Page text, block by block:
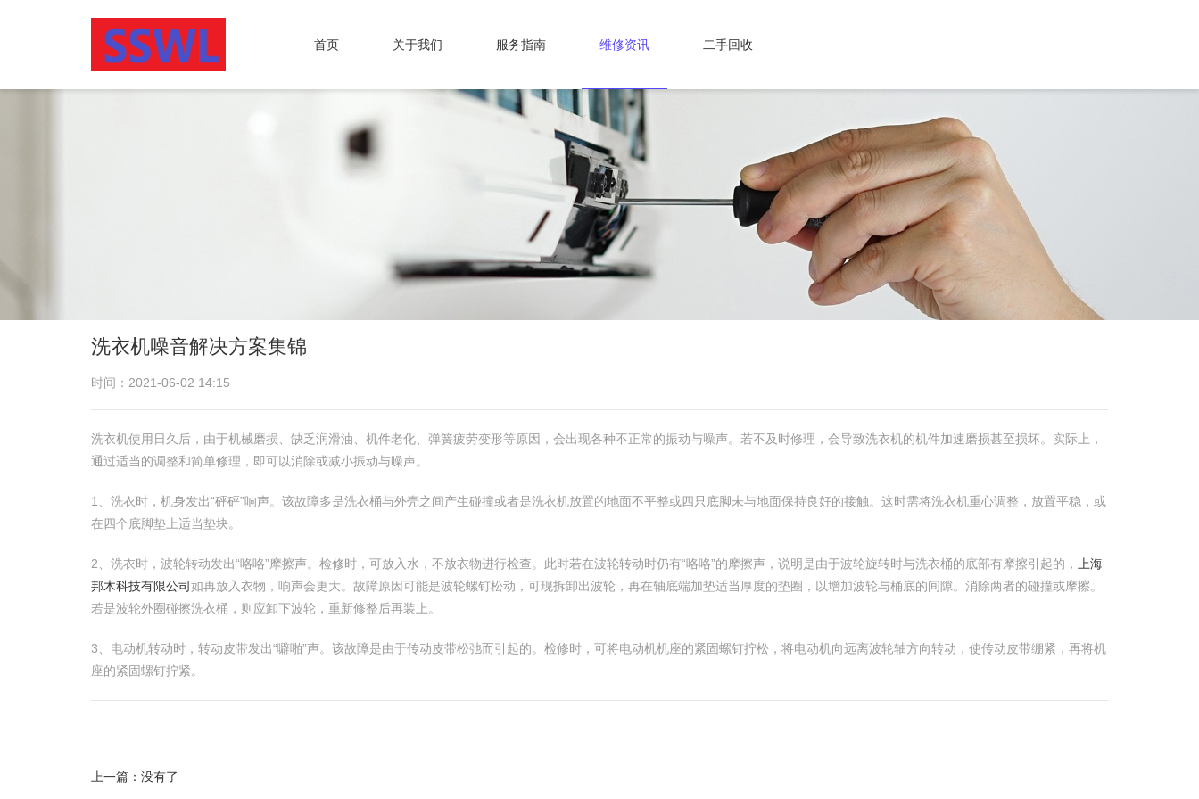
首页 关于我们 服务指南 维修资讯 二手回收
洗衣机噪音解决方案集锦
时间：2021-06-02 14:15
洗衣机使用日久后，由于机械磨损、缺乏润滑油、机件老化、弹簧疲劳变形等原因，会出现各种不正常的振动与噪声。若不及时修理，会导致洗衣机的机件加速磨损甚至损坏。实际上，
通过适当的调整和简单修理，即可以消除或减小振动与噪声。
1、洗衣时，机身发出“砰砰”响声。该故障多是洗衣桶与外壳之间产生碰撞或者是洗衣机放置的地面不平整或四只底脚未与地面保持良好的接触。这时需将洗衣机重心调整，放置平稳，或
在四个底脚垫上适当垫块。
2、洗衣时，波轮转动发出“咯咯”摩擦声。检修时，可放入水，不放衣物进行检查。此时若在波轮转动时仍有“咯咯”的摩擦声，说明是由于波轮旋转时与洗衣桶的底部有摩擦引起的，
上海
邦木科技有限公司如再放入衣物，响声会更大。故障原因可能是波轮螺钉松动，可现拆卸出波轮，再在轴底端加垫适当厚度的垫圈，以增加波轮与桶底的间隙。消除两者的碰撞或摩擦。
若是波轮外圈碰擦洗衣桶，则应卸下波轮，重新修整后再装上。
3、电动机转动时，转动皮带发出“噼啪”声。该故障是由于传动皮带松弛而引起的。检修时，可将电动机机座的紧固螺钉拧松，将电动机向远离波轮轴方向转动，使传动皮带绷紧，再将机
座的紧固螺钉拧紧。
上一篇：没有了